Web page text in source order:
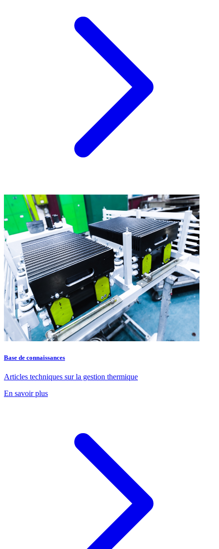
Base de connaissances
Articles techniques sur la gestion thermique
En savoir plus